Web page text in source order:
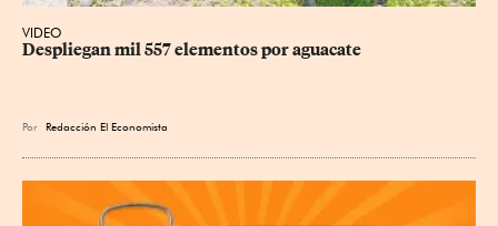
VIDEO
Despliegan mil 557 elementos por aguacate
Por Redacción El Economista